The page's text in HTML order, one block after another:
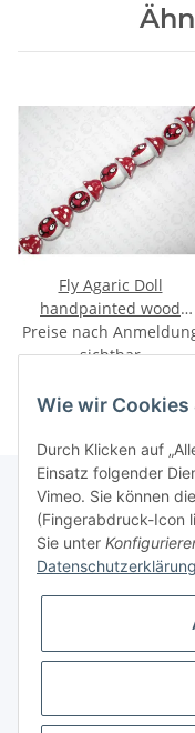
Fly Agaric Doll
handpainted wood
ca.30x18mm
Preise nach
sichtbar
Informationen
Gesetzliche
Wie wir Cookies
Durch Klicken auf
Einsatz folgender
Vimeo. Sie können
(Fingerabdruck-Icon
Sie unter
Datenschutzerklärung